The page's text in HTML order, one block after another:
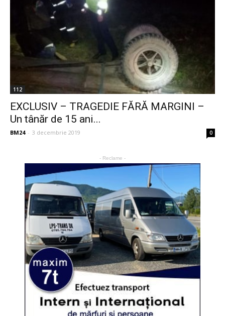
112
EXCLUSIV – TRAGEDIE FĂRĂ MARGINI –
Un tânăr de 15 ani...
BM24 - 3 decembrie 2019 0
- Reclame -